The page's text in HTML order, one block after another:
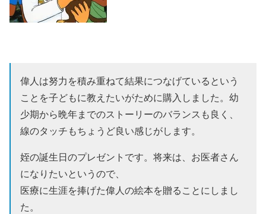
偉人は努力を積み重ねて結果につなげているという
ことを子どもに教えたいがために購入しました。幼
少期から晩年までのストーリーのバランスも良く、
線のタッチもちょうど良い感じがします。
姪の誕生日のプレゼントです。将来は、お医者さん
になりたいというので、
医療に生涯を捧げた偉人の絵本を贈ることにしまし
た。